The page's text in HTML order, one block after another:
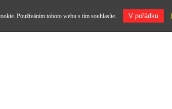
Používáním tohoto webu s tím souhlasíte. V pořádku